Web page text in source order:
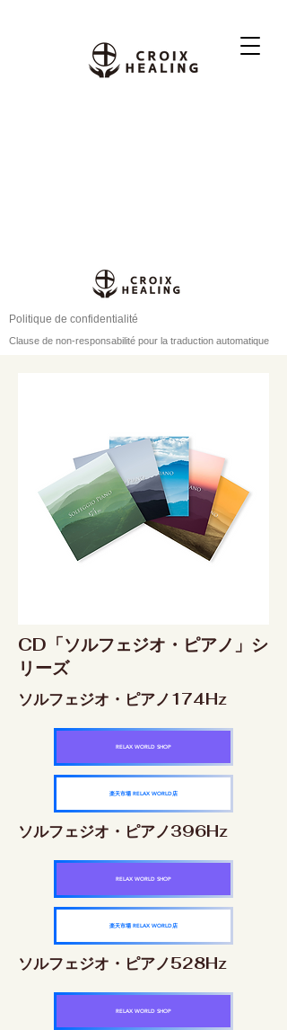
Politique de confidentialité
Clause de non-responsabilité pour la traduction automatique
CD「ソルフェジオ・ピアノ」シ
リーズ
ソルフェジオ・ピアノ174Hz
RELAX WORLD SHOP
楽天市場 RELAX WORLD店
ソルフェジオ・ピアノ396Hz
RELAX WORLD SHOP
楽天市場 RELAX WORLD店
ソルフェジオ・ピアノ528Hz
RELAX WORLD SHOP